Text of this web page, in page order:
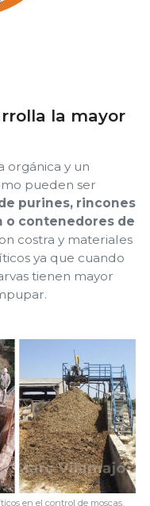
la mayor
orgánica y un
pueden ser
purines, rincones
o contenedores de
costra y materiales
ya que cuando
tienen mayor
en el control de moscas.